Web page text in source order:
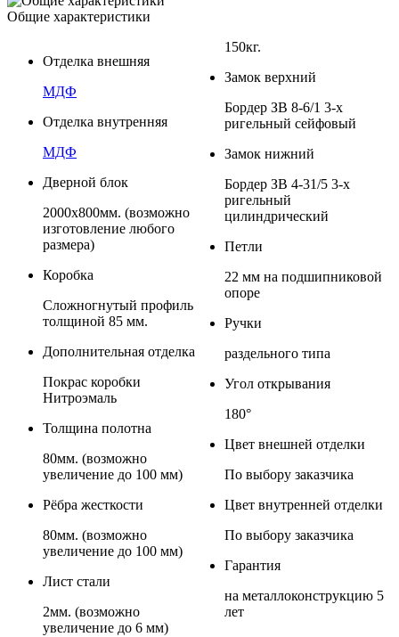
Общие характеристики
Отделка внешняя
МДФ
Отделка внутренняя
МДФ
Дверной блок
2000х800мм. (возможно
изготовление любого
размера)
Коробка
Сложногнутый профиль
толщиной 85 мм.
Дополнительная отделка
Покрас коробки
Нитроэмаль
Толщина полотна
80мм. (возможно
увеличение до 100 мм)
Рёбра жесткости
80мм. (возможно
увеличение до 100 мм)
Лист стали
2мм. (возможно
увеличение до 6 мм)
150кг.
Замок верхний
Бордер ЗВ 8-6/1 3-х
ригельный сейфовый
Замок нижний
Бордер ЗВ 4-31/5 3-х
ригельный
цилиндрический
Петли
22 мм на подшипниковой
опоре
Ручки
раздельного типа
Угол открывания
180°
Цвет внешней отделки
По выбору заказчика
Цвет внутренней отделки
По выбору заказчика
Гарантия
на металлоконструкцию 5
лет